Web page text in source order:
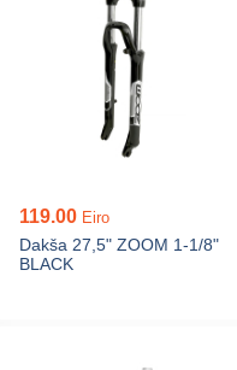
119.00 Eiro
Dakša 27,5" ZOOM 1-1/8"
BLACK